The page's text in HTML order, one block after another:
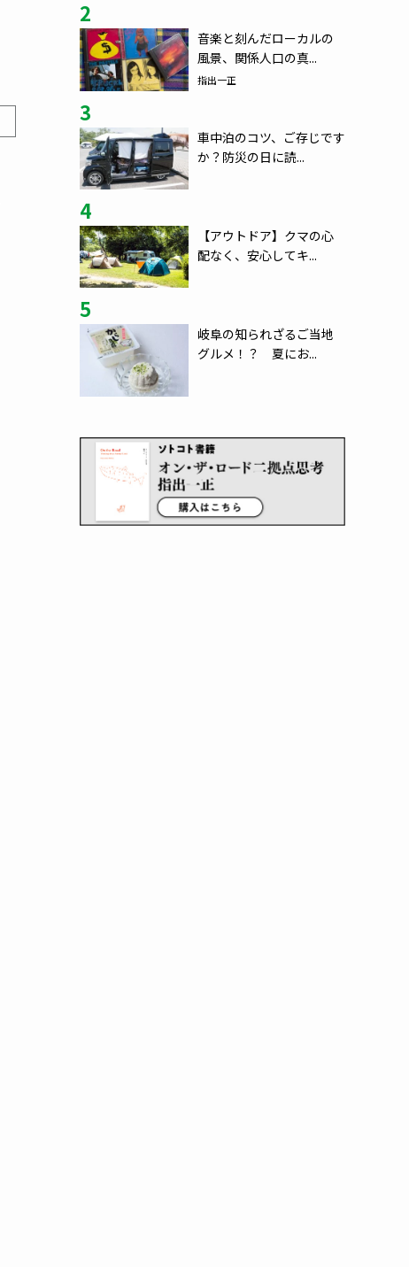
2
音楽と刻んだローカルの
風景、関係人口の真...
指出一正
3
車中泊のコツ、ご存じです
か？防災の日に読...
4
【アウトドア】クマの心
配なく、安心してキ...
5
岐阜の知られざるご当地
グルメ！？ 夏にお...